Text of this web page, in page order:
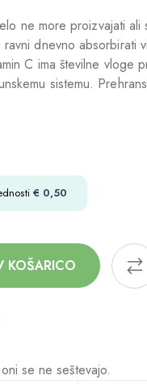
ne more proizvajati ali
dnevno absorbirati
C ima številne vloge
sistemu.
€ 0,50
KOŠARICO
se ne seštevajo.